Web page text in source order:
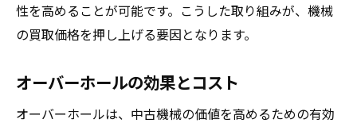
性を高めることが可能です。こうした取り組みが、機械
の買取価格を押し上げる要因となります。
オーバーホールの効果とコスト
オーバーホールは、中古機械の価値を高めるための有効